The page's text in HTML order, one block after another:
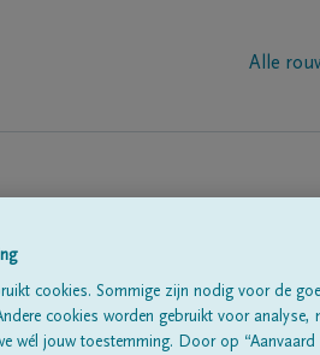
Alle
cookies. Sommige zijn nodig voor de
cookies worden gebruikt voor analyse,
wél jouw toestemming. Door op